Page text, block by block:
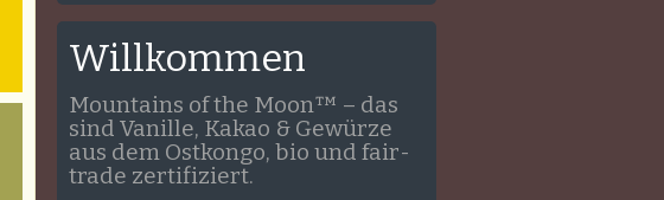
Willkommen
Mountains of the Moon™ – das
sind Vanille, Kakao & Gewürze
aus dem Ostkongo, bio und fair-
trade zertifiziert.